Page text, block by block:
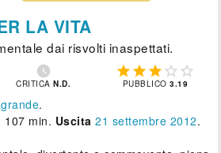
LA VITA
dai risvolti inaspettati.

CRITICAN.D.
    
PUBBLICO3.19
.
107 min. Uscita 21 settembre 2012.